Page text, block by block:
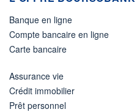
Banque en ligne
Compte bancaire en ligne
Carte bancaire
Assurance vie
Crédit immobilier
Prêt personnel